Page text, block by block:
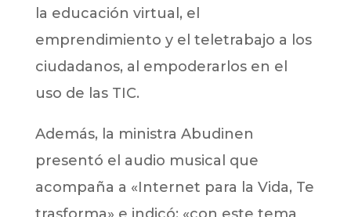
la educación virtual, el
emprendimiento y el teletrabajo a los
ciudadanos, al empoderarlos en el
uso de las TIC.
Además, la ministra Abudinen
presentó el audio musical que
acompaña a «Internet para la Vida, Te